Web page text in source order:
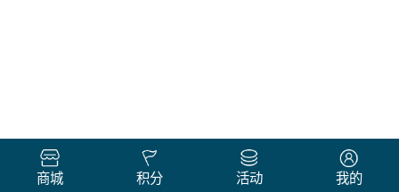
商城 积分 活动 我的